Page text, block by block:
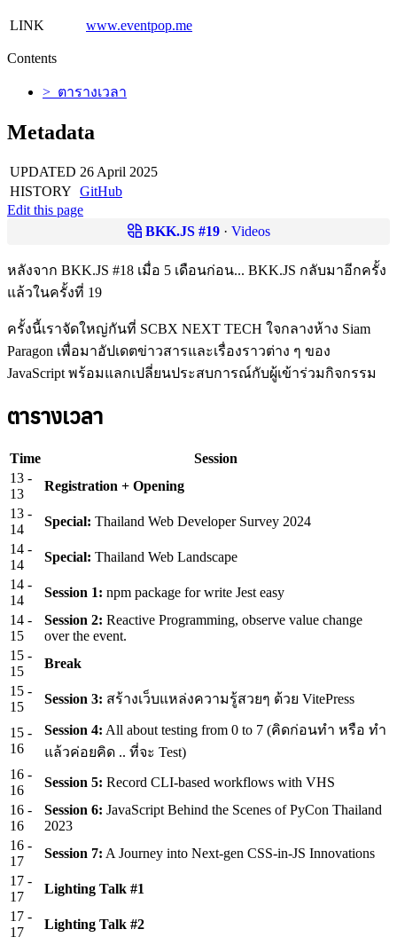
LINK www.eventpop.me
Contents
> ตารางเวลา
Metadata
UPDATED 26 April 2025
HISTORY GitHub
Edit this page
BKK.JS #19· Videos
หลังจาก BKK.JS #18 เมื่อ 5 เดือนก่อน... BKK.JS กลับมาอีกครั้ง
แล้วในครั้งที่ 19
ครั้งนี้เราจัดใหญ่กันที่ SCBX NEXT TECH ใจกลางห้าง Siam
Paragon เพื่อมาอัปเดตข่าวสารและเรื่องราวต่าง ๆ ของ
JavaScript พร้อมแลกเปลี่ยนประสบการณ์กับผู้เข้าร่วมกิจกรรม
ตารางเวลา
Time
Session
13 -
13
Registration + Opening
13 -
14
Special: Thailand Web Developer Survey 2024
14 -
14
Special: Thailand Web Landscape
14 -
14
Session 1: npm package for write Jest easy
14 -
15
Session 2: Reactive Programming, observe value change
over the event.
15 -
15
Break
15 -
15
Session 3: สร้างเว็บแหล่งความรู้สวยๆ ด้วย VitePress
15 -
16
Session 4: All about testing from 0 to 7 (คิดก่อนทำ หรือ ทำ
แล้วค่อยคิด .. ที่จะ Test)
16 -
16
Session 5: Record CLI-based workflows with VHS
16 -
16
Session 6: JavaScript Behind the Scenes of PyCon Thailand
2023
16 -
17
Session 7: A Journey into Next-gen CSS-in-JS Innovations
17 -
17
Lighting Talk #1
17 -
17
Lighting Talk #2